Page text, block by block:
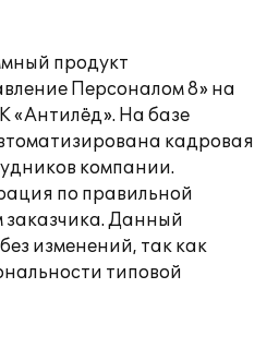
продукт
Персоналом 8» на
«Антилёд». На базе
кадровая
компании.
по правильной
заказчика. Данный
изменений, так как
типовой